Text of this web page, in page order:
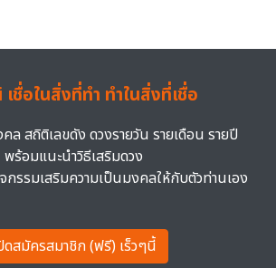
ชื่อในสิ่งที่ทำ ทำในสิ่งที่เชื่อ
ล สถิติเลขดัง ดวงรายวัน รายเดือน รายปี
พร้อมแนะนำวิธีเสริมดวง
กรรมเสริมความเป็นมงคลให้กับตัวท่านเอง
ดสมัครสมาชิก (ฟรี) เร็วๆนี้